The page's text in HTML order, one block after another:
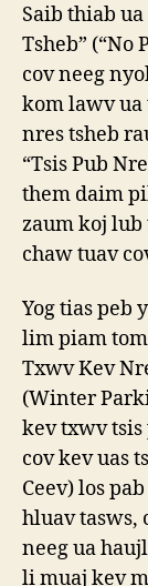
Saib thiab
Tsheb” (“No
cov neeg
kom lawv ua
nres tsheb
“Tsis Pub
them daim
zaum koj lub
chaw tuav
Yog tias peb
lim piam
Txwv Kev
(Winter
kev txwv tsis
cov kev uas
Ceev) los
hluav tasws,
neeg ua
li muaj kev